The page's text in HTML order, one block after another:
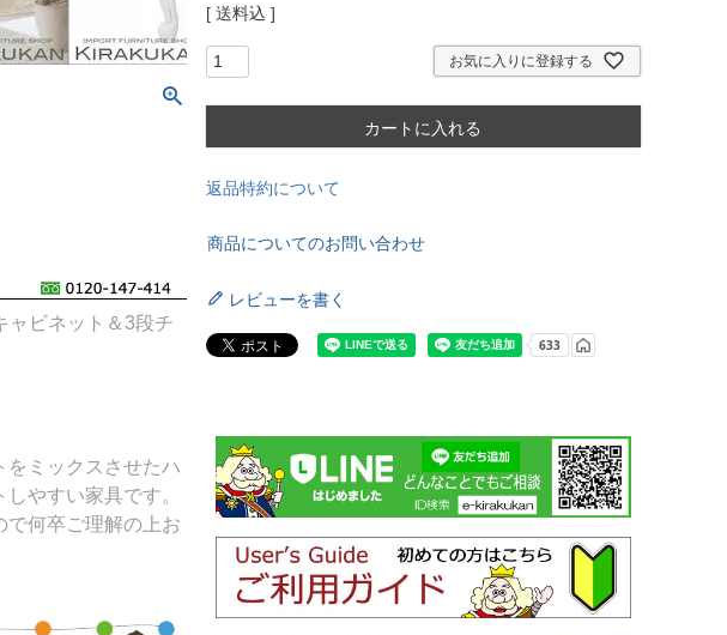
ャビネット＆3段チ
をミックスさせたハ
やすい家具です。
何卒ご理解の上お
送料込
お気に入りに登録する
カートに入れる
返品特約について
商品についてのお問い合わせ
レビューを書く